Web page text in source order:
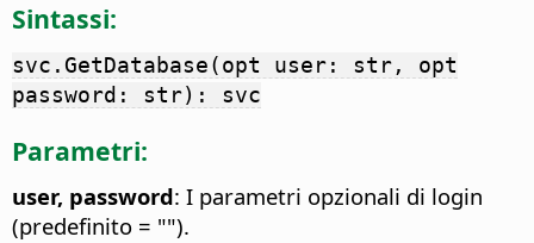
Sintassi:
svc.GetDatabase(opt user: str, opt
password: str): svc
Parametri:
user, password: I parametri opzionali di login
(predefinito = "").